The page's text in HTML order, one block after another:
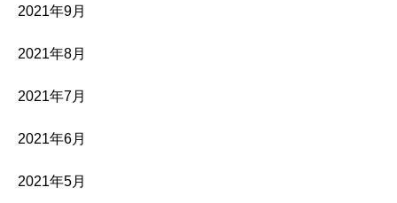
2021年9月
2021年8月
2021年7月
2021年6月
2021年5月